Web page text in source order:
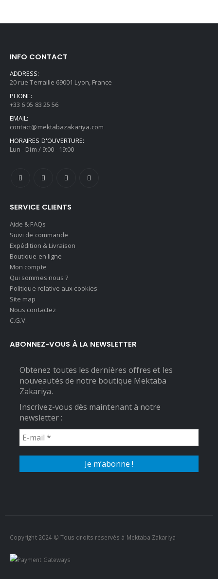
INFO CONTACT
ADDRESS:
20 rue Terraille 69001 Lyon, France
PHONE:
+33 6 05 83 25 56
EMAIL:
contact@mektabazakariya.com
HORAIRES D'OUVERTURE:
Lun - Dim / 9:00 - 19:00
SERVICE CLIENTS
Aide & FAQs
Suivi de commande
Expédition & Livraison
Boutique en ligne
Mon compte
Qui sommes nous ?
Politique relative aux cookies
Site map
Nous contactez
C.G.V.
ABONNEZ-VOUS À LA NEWSLETTER
Obtenez toutes les dernières offres et les
nouveautés de notre boutique Mektaba
Zakariya.
Inscrivez-vous dès maintenant à notre
newsletter :
Copyright 2024 © Tous droits réservés à Mektaba Zakariya